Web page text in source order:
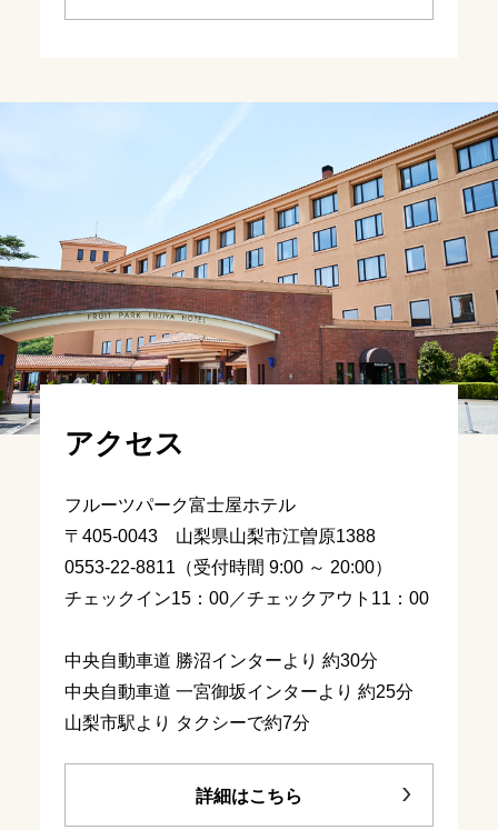
アクセス
フルーツパーク富士屋ホテル
〒405-0043 山梨県山梨市江曽原1388
0553-22-8811（受付時間 9:00 ～ 20:00）
チェックイン15：00／チェックアウト11：00
中央自動車道 勝沼インターより 約30分
中央自動車道 一宮御坂インターより 約25分
山梨市駅より タクシーで約7分
詳細はこちら